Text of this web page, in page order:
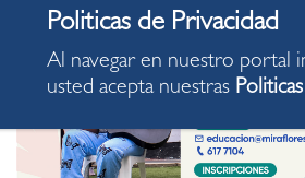
Al navegar en nuestro portal
usted acepta nuestras